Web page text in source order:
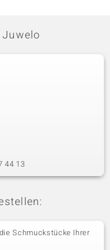
44 13
Schmuckstücke Ihrer